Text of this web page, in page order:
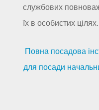
службових
їх в особистих цілях.
Повна посадова
для посади